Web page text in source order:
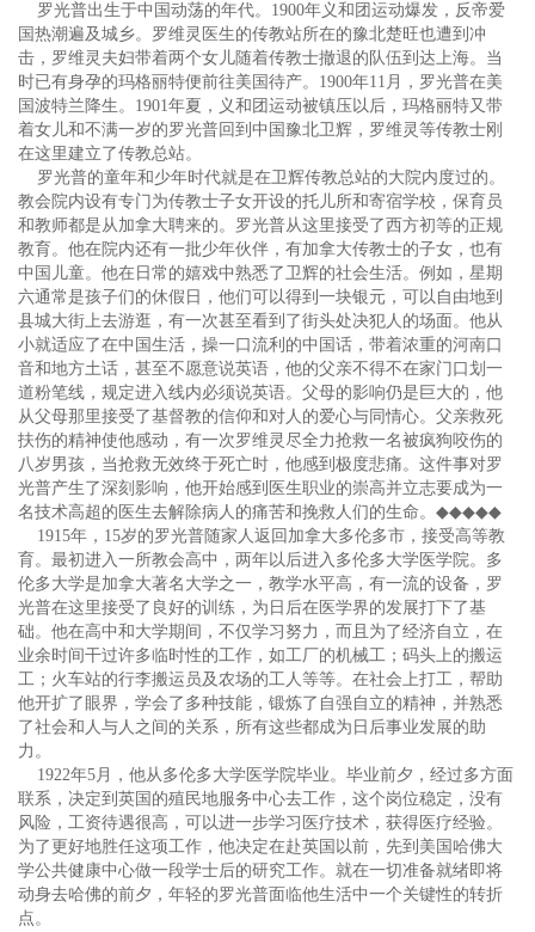
罗光普出生于中国动荡的年代。1900年义和团运动爆发，反帝爱
国热潮遍及城乡。罗维灵医生的传教站所在的豫北楚旺也遭到冲
击，罗维灵夫妇带着两个女儿随着传教士撤退的队伍到达上海。当
时已有身孕的玛格丽特便前往美国待产。1900年11月，罗光普在美
国波特兰降生。1901年夏，义和团运动被镇压以后，玛格丽特又带
着女儿和不满一岁的罗光普回到中国豫北卫辉，罗维灵等传教士刚
在这里建立了传教总站。
罗光普的童年和少年时代就是在卫辉传教总站的大院内度过的。
教会院内设有专门为传教士子女开设的托儿所和寄宿学校，保育员
和教师都是从加拿大聘来的。罗光普从这里接受了西方初等的正规
教育。他在院内还有一批少年伙伴，有加拿大传教士的子女，也有
中国儿童。他在日常的嬉戏中熟悉了卫辉的社会生活。例如，星期
六通常是孩子们的休假日，他们可以得到一块银元，可以自由地到
县城大街上去游逛，有一次甚至看到了街头处决犯人的场面。他从
小就适应了在中国生活，操一口流利的中国话，带着浓重的河南口
音和地方土话，甚至不愿意说英语，他的父亲不得不在家门口划一
道粉笔线，规定进入线内必须说英语。父母的影响仍是巨大的，他
从父母那里接受了基督教的信仰和对人的爱心与同情心。父亲救死
扶伤的精神使他感动，有一次罗维灵尽全力抢救一名被疯狗咬伤的
八岁男孩，当抢救无效终于死亡时，他感到极度悲痛。这件事对罗
光普产生了深刻影响，他开始感到医生职业的崇高并立志要成为一
名技术高超的医生去解除病人的痛苦和挽救人们的生命。 ◆◆◆◆◆
1915年，15岁的罗光普随家人返回加拿大多伦多市，接受高等教
育。最初进入一所教会高中，两年以后进入多伦多大学医学院。多
伦多大学是加拿大著名大学之一，教学水平高，有一流的设备，罗
光普在这里接受了良好的训练，为日后在医学界的发展打下了基
础。他在高中和大学期间，不仅学习努力，而且为了经济自立，在
业余时间干过许多临时性的工作，如工厂的机械工；码头上的搬运
工；火车站的行李搬运员及农场的工人等等。在社会上打工，帮助
他开扩了眼界，学会了多种技能，锻炼了自强自立的精神，并熟悉
了社会和人与人之间的关系，所有这些都成为日后事业发展的助
力。
1922年5月，他从多伦多大学医学院毕业。毕业前夕，经过多方面
联系，决定到英国的殖民地服务中心去工作，这个岗位稳定，没有
风险，工资待遇很高，可以进一步学习医疗技术，获得医疗经验。
为了更好地胜任这项工作，他决定在赴英国以前，先到美国哈佛大
学公共健康中心做一段学士后的研究工作。就在一切准备就绪即将
动身去哈佛的前夕，年轻的罗光普面临他生活中一个关键性的转折
点。